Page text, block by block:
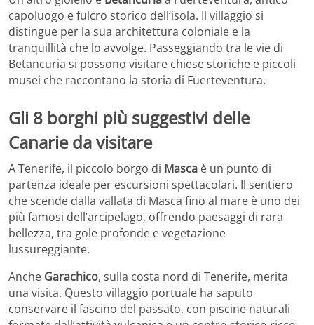
capoluogo e fulcro storico dell’isola. Il villaggio si
distingue per la sua architettura coloniale e la
tranquillità che lo avvolge. Passeggiando tra le vie di
Betancuria si possono visitare chiese storiche e piccoli
musei che raccontano la storia di Fuerteventura.
Gli 8 borghi più suggestivi delle
Canarie da visitare
A Tenerife, il piccolo borgo di Masca è un punto di
partenza ideale per escursioni spettacolari. Il sentiero
che scende dalla vallata di Masca fino al mare è uno dei
più famosi dell’arcipelago, offrendo paesaggi di rara
bellezza, tra gole profonde e vegetazione
lussureggiante.
Anche Garachico, sulla costa nord di Tenerife, merita
una visita. Questo villaggio portuale ha saputo
conservare il fascino del passato, con piscine naturali